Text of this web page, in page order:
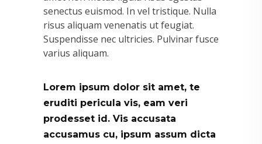
senectus euismod. In vel tristique. Nulla
risus aliquam venenatis ut feugiat.
Suspendisse nec ultricies. Pulvinar fusce
varius aliquam.
Lorem ipsum dolor sit amet, te
eruditi pericula vis, eam veri
prodesset id. Vis accusata
accusamus cu, ipsum assum dicta